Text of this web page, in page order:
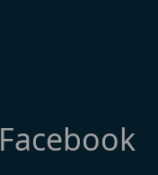
Facebook